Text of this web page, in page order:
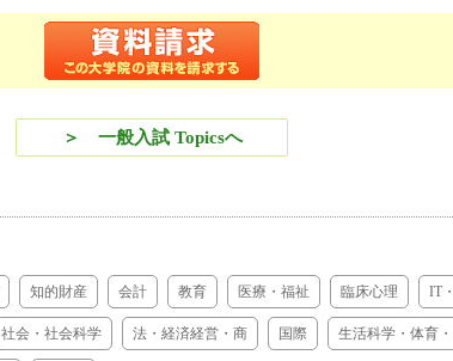
＞ 一般入試 Topicsへ
知的財産 会計 教育 医療・福祉 臨床心理 IT
社会・社会科学 法・経済経営・商 国際 生活科学・体育